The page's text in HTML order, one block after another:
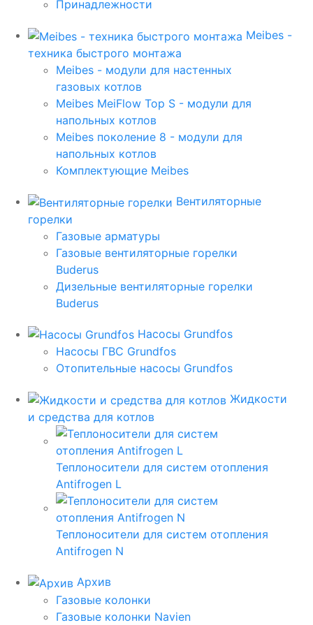
Принадлежности
Meibes -
техника быстрого монтажа
Meibes - модули для настенных
газовых котлов
Meibes MeiFlow Top S - модули для
напольных котлов
Meibes поколение 8 - модули для
напольных котлов
Комплектующие Meibes
Вентиляторные
горелки
Газовые арматуры
Газовые вентиляторные горелки
Buderus
Дизельные вентиляторные горелки
Buderus
Насосы Grundfos
Насосы ГВС Grundfos
Отопительные насосы Grundfos
Жидкости
и средства для котлов
Теплоносители для систем отопления
Antifrogen L
Теплоносители для систем отопления
Antifrogen N
Архив
Газовые колонки
Газовые колонки Navien